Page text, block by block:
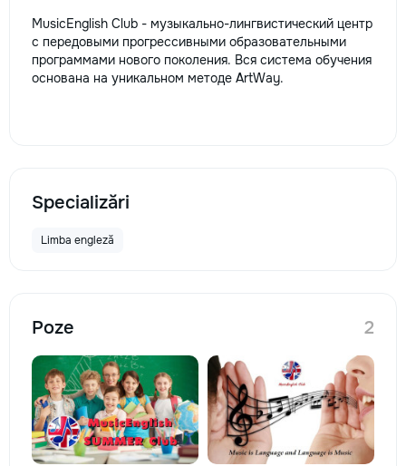
MusicEnglish Club - музыкально-лингвистический центр
с передовыми прогрессивными образовательными
программами нового поколения. Вся система обучения
основана на уникальном методе ArtWay.
Specializări
Limba engleză
Poze 2